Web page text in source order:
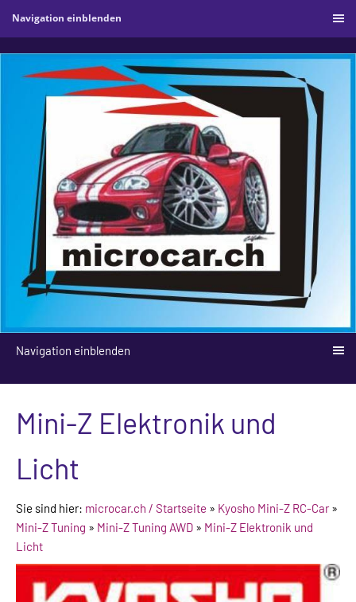
Navigation einblenden
Navigation einblenden
Mini-Z Elektronik und
Licht
Sie sind hier: microcar.ch / Startseite » Kyosho Mini-Z RC-Car»
Mini-Z Tuning » Mini-Z Tuning AWD » Mini-Z Elektronik und
Licht